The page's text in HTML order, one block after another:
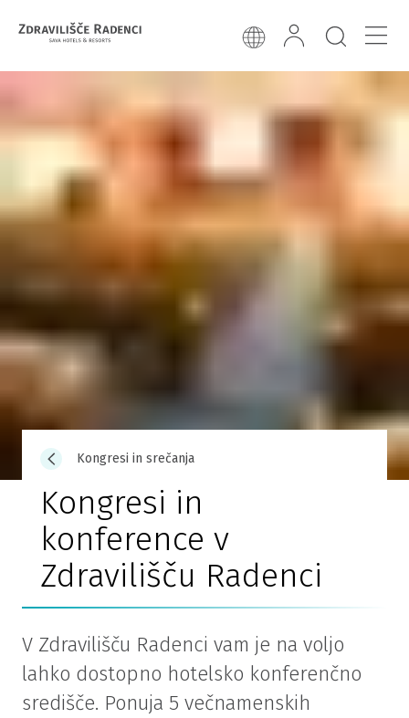
Kongresi in srečanja
Kongresi in
konference v
Zdravilišču Radenci
V Zdravilišču Radenci vam je na voljo
lahko dostopno hotelsko konferenčno
središče. Ponuja 5 večnamenskih